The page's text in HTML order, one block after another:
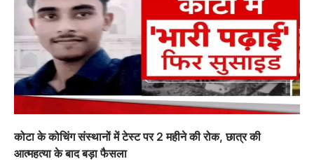
कोटा के कोचिंग संस्थानों में टेस्ट पर 2 महीने की रोक, छात्र की
आत्महत्या के बाद बड़ा फैसला